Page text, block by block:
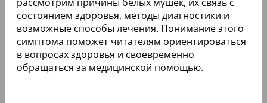
состоянием здоровья, методы диагностики и
возможные способы лечения. Понимание этого
симптома поможет читателям ориентироваться
в вопросах здоровья и своевременно
обращаться за медицинской помощью.